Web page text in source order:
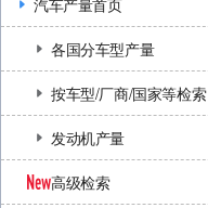
汽车产量首页
各国分车型产量
按车型/厂商/国家等检索
发动机产量
高级检索